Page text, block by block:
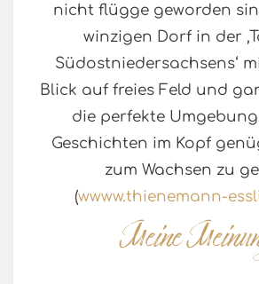
nicht flügge geworden
winzigen Dorf in der
Südostniedersachsens‘
Blick auf freies Feld und
die perfekte
Geschichten im Kopf
zum Wachsen zu
(wwww.thienemann-